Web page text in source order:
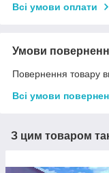
Всі умови оплати
Умови
Повернення товару
Всі умови
З цим товаром